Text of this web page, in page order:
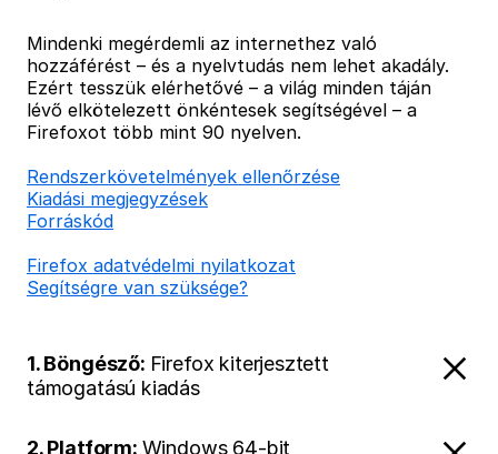
Mindenki megérdemli az internethez való
hozzáférést – és a nyelvtudás nem lehet akadály.
Ezért tesszük elérhetővé – a világ minden táján
lévő elkötelezett önkéntesek segítségével – a
Firefoxot több mint 90 nyelven.
Rendszerkövetelmények ellenőrzése
Kiadási megjegyzések
Forráskód
Firefox adatvédelmi nyilatkozat
Segítségre van szüksége?
1. Böngésző: Firefox kiterjesztett
támogatású kiadás
2. Platform: Windows 64-bit